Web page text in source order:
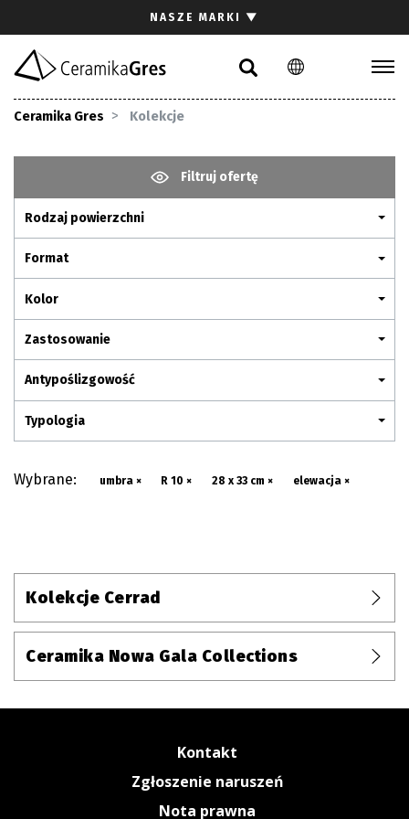
PL EN DE
NASZE MARKI ▼
Ceramika Gres Kolekcje
Filtruj ofertę
Rodzaj powierzchni
Format
Kolor
Zastosowanie
Antypoślizgowość
Typologia
Wybrane: umbra × R 10 × 28 x 33 cm × elewacja ×
Kolekcje Cerrad
Ceramika Nowa Gala Collections
Kontakt
Zgłoszenie naruszeń
Nota prawna
Pliki do pobrania